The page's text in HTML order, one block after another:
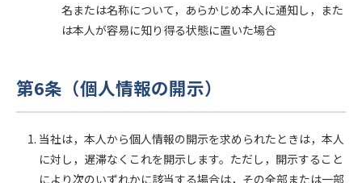
名または名称について，あらかじめ本人に通知し，また
は本人が容易に知り得る状態に置いた場合
第6条（個人情報の開示）
当社は，本人から個人情報の開示を求められたときは，本人
に対し，遅滞なくこれを開示します。ただし，開示すること
により次のいずれかに該当する場合は，その全部または一部